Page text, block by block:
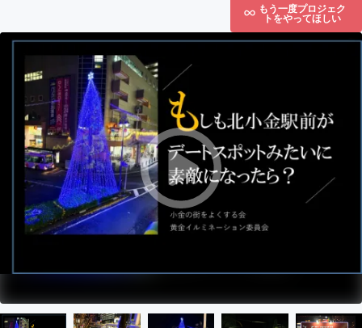
もう一度プロジェク
トをやってほしい